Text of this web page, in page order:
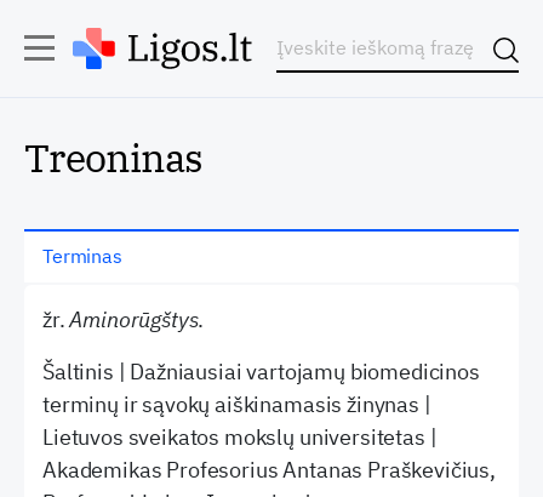
Treoninas
Terminas
žr.Aminorūgštys.
Šaltinis | Dažniausiai vartojamų biomedicinos
terminų ir sąvokų aiškinamasis žinynas |
Lietuvos sveikatos mokslų universitetas |
Akademikas Profesorius Antanas Praškevičius,